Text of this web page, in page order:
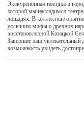
Экскурсионная поездка в
которой мы насладимся
лошадях. В коллективе
услышим мифы о древних
восстановленной Казацкой
Завершит наш увлекательный
возможность увидеть